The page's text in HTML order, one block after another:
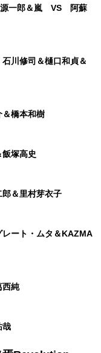
源一郎＆嵐 VS 阿蘇
川修司＆樋口和貞＆
橋本和樹
塚高史
＆里村芽衣子
ート・ムタ＆KAZMA
純
哉